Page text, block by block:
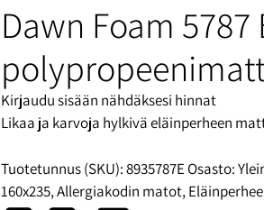
Dawn Foam 5787
Kirjaudu sisään nähdäksesi hinnat
Likaa ja karvoja hylkivä eläinperheen
Tuotetunnus (SKU):8935787E Osasto:
160x235,Allergiakodin matot,